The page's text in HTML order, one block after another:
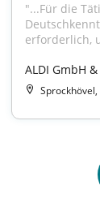
"...Für die
erforderlich,
ALDI GmbH
Sprockhövel,